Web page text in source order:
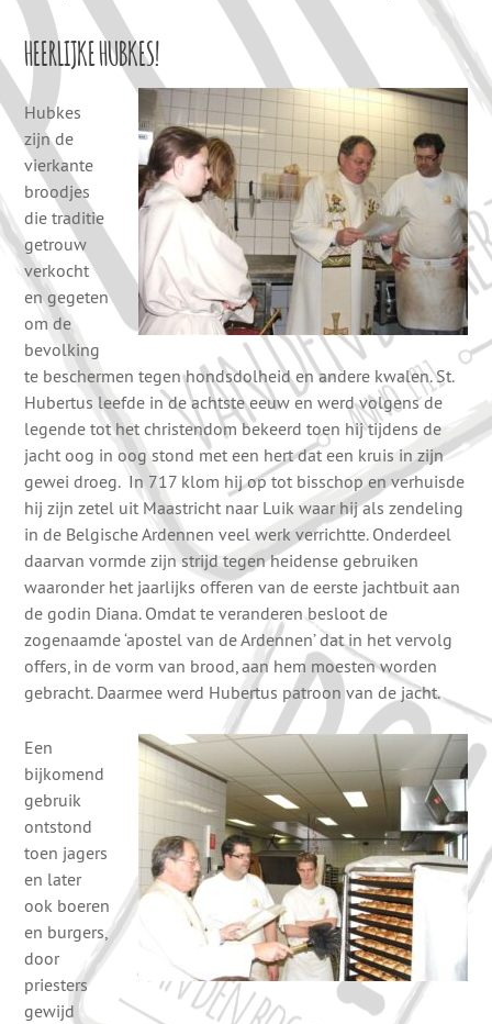
HEERLIJKE HUBKES!
Hubkes
zijn de
vierkante
broodjes
die traditie
getrouw
verkocht
en gegeten
om de
bevolking
te beschermen tegen hondsdolheid en andere kwalen. St.
Hubertus leefde in de achtste eeuw en werd volgens de
legende tot het christendom bekeerd toen hij tijdens de
jacht oog in oog stond met een hert dat een kruis in zijn
gewei droeg. In 717 klom hij op tot bisschop en verhuisde
hij zijn zetel uit Maastricht naar Luik waar hij als zendeling
in de Belgische Ardennen veel werk verrichtte. Onderdeel
daarvan vormde zijn strijd tegen heidense gebruiken
waaronder het jaarlijks offeren van de eerste jachtbuit aan
de godin Diana. Omdat te veranderen besloot de
zogenaamde ‘apostel van de Ardennen’ dat in het vervolg
offers, in de vorm van brood, aan hem moesten worden
gebracht. Daarmee werd Hubertus patroon van de jacht.
Een
bijkomend
gebruik
ontstond
toen jagers
en later
ook boeren
en burgers,
door
priesters
gewijd